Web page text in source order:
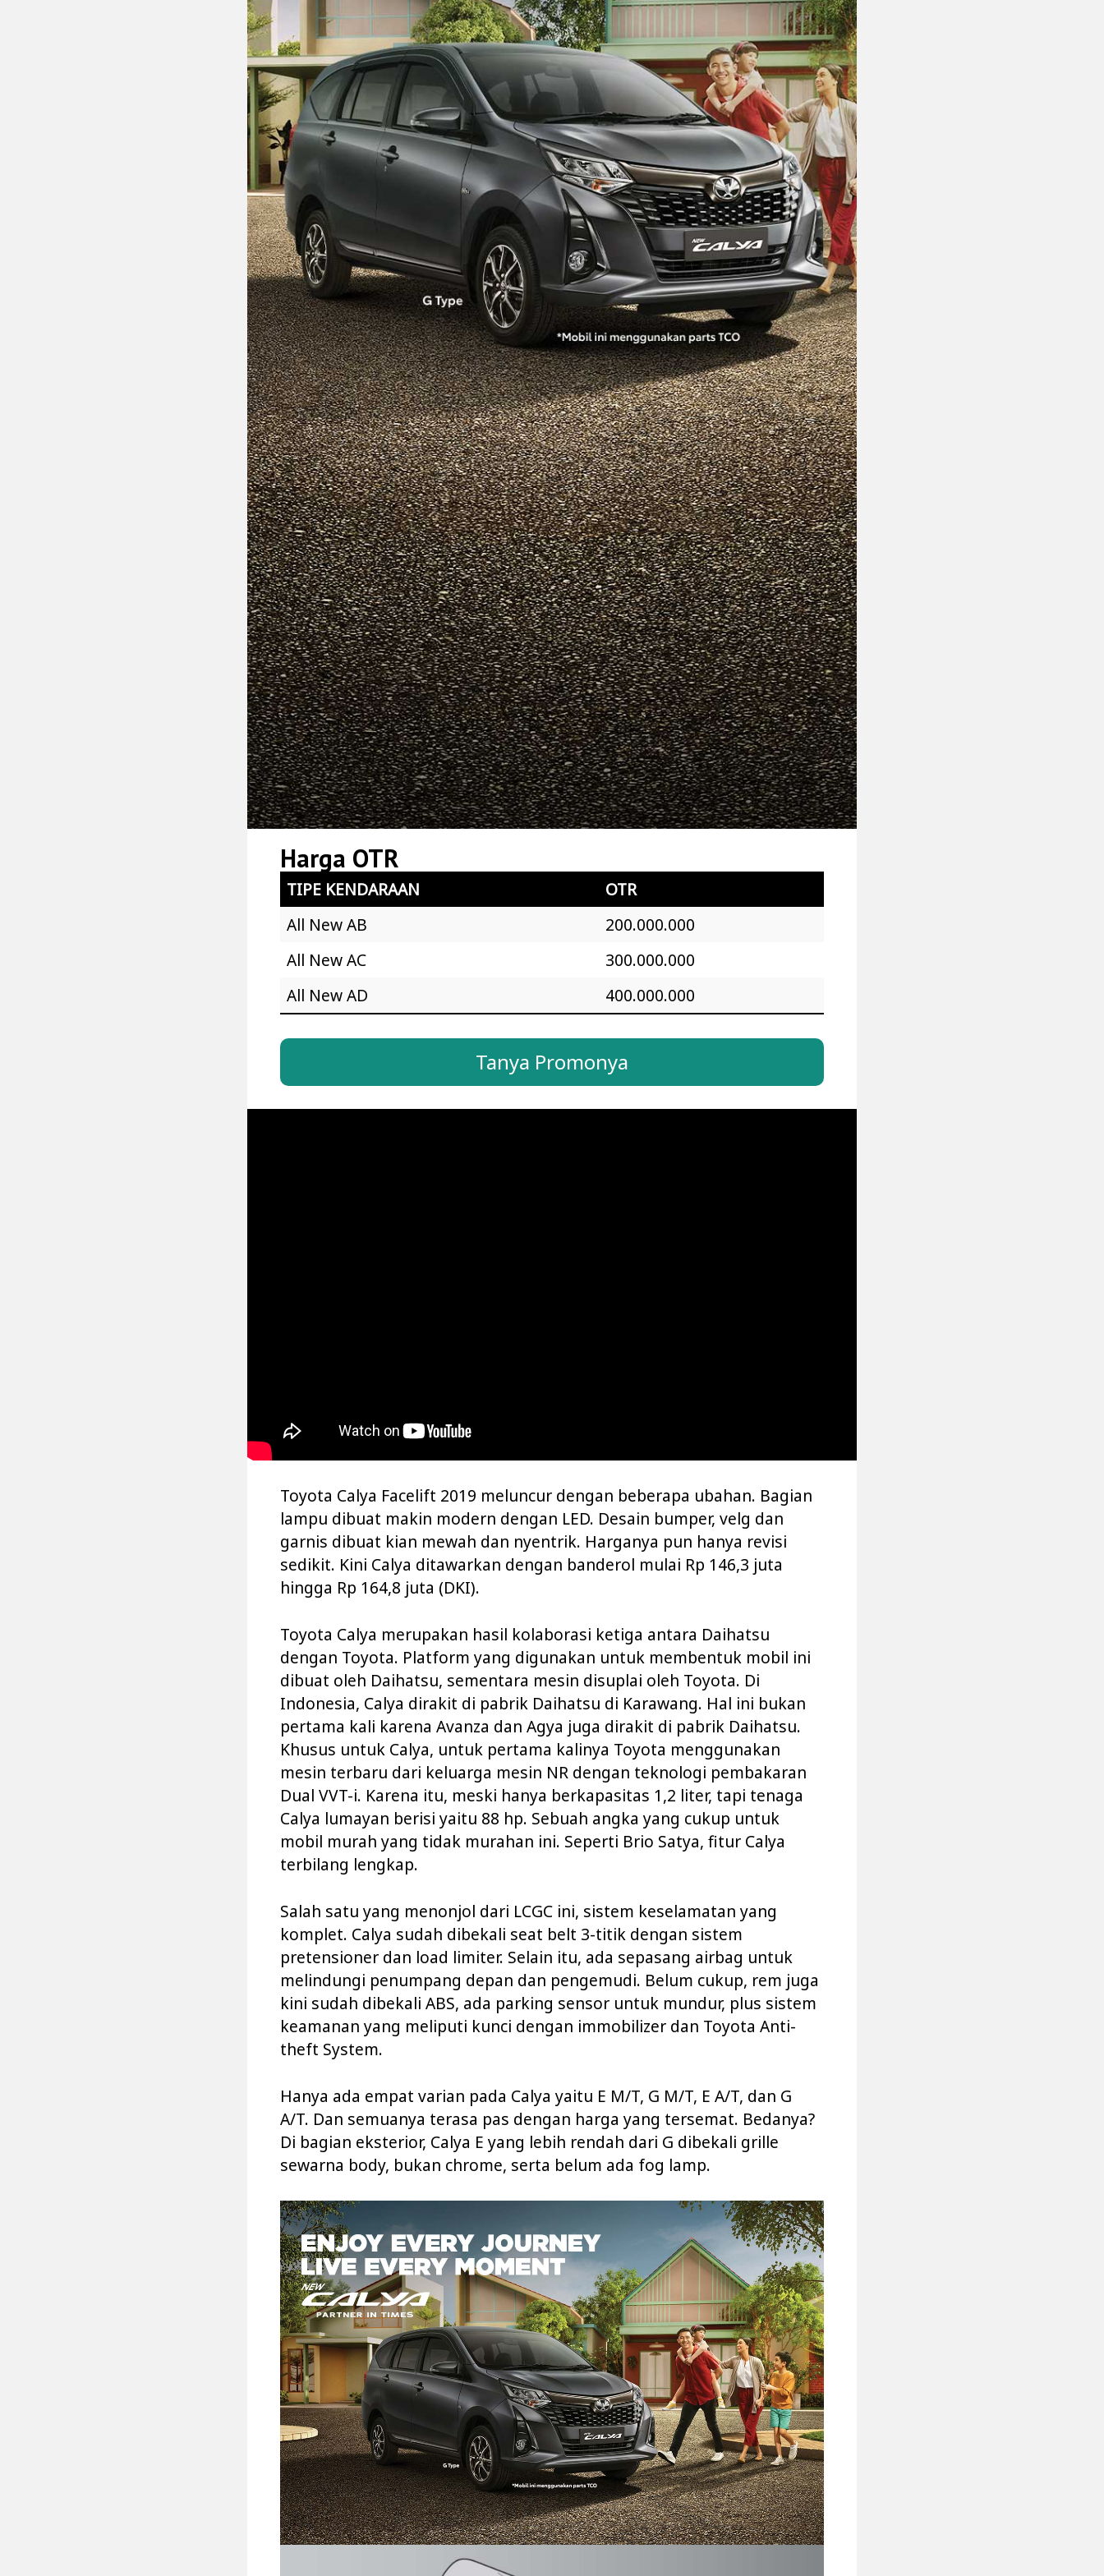
Harga OTR
TIPE KENDARAAN
OTR
All New AB
200.000.000
All New AC
300.000.000
All New AD
400.000.000
Tanya Promonya
Toyota Calya Facelift 2019 meluncur dengan beberapa ubahan. Bagian
lampu dibuat makin modern dengan LED. Desain bumper, velg dan
garnis dibuat kian mewah dan nyentrik. Harganya pun hanya revisi
sedikit. Kini Calya ditawarkan dengan banderol mulai Rp 146,3 juta
hingga Rp 164,8 juta (DKI).
Toyota Calya merupakan hasil kolaborasi ketiga antara Daihatsu
dengan Toyota. Platform yang digunakan untuk membentuk mobil ini
dibuat oleh Daihatsu, sementara mesin disuplai oleh Toyota. Di
Indonesia, Calya dirakit di pabrik Daihatsu di Karawang. Hal ini bukan
pertama kali karena Avanza dan Agya juga dirakit di pabrik Daihatsu.
Khusus untuk Calya, untuk pertama kalinya Toyota menggunakan
mesin terbaru dari keluarga mesin NR dengan teknologi pembakaran
Dual VVT-i. Karena itu, meski hanya berkapasitas 1,2 liter, tapi tenaga
Calya lumayan berisi yaitu 88 hp. Sebuah angka yang cukup untuk
mobil murah yang tidak murahan ini. Seperti Brio Satya, fitur Calya
terbilang lengkap.
Salah satu yang menonjol dari LCGC ini, sistem keselamatan yang
komplet. Calya sudah dibekali seat belt 3-titik dengan sistem
pretensioner dan load limiter. Selain itu, ada sepasang airbag untuk
melindungi penumpang depan dan pengemudi. Belum cukup, rem juga
kini sudah dibekali ABS, ada parking sensor untuk mundur, plus sistem
keamanan yang meliputi kunci dengan immobilizer dan Toyota Anti-
theft System.
Hanya ada empat varian pada Calya yaitu E M/T, G M/T, E A/T, dan G
A/T. Dan semuanya terasa pas dengan harga yang tersemat. Bedanya?
Di bagian eksterior, Calya E yang lebih rendah dari G dibekali grille
sewarna body, bukan chrome, serta belum ada fog lamp.